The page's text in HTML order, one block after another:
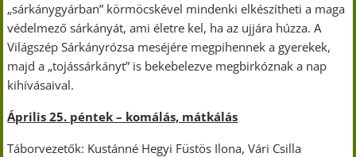
„sárkánygyárban” körmöcskével mindenki elkészítheti a maga
védelmező sárkányát, ami életre kel, ha az ujjára húzza. A
Világszép Sárkányrózsa meséjére megpihennek a gyerekek,
majd a „tojássárkányt” is bekebelezve megbirkóznak a nap
kihívásaival.
Április 25. péntek – komálás, mátkálás
Táborvezetők: Kustánné Hegyi Füstös Ilona, Vári Csilla